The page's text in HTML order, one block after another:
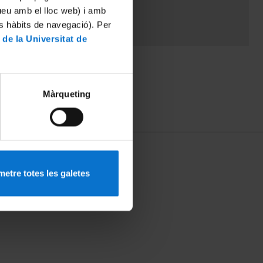
amb el lloc web) i amb
hàbits de navegació). Per
la Universitat de
Màrqueting
totes les galetes